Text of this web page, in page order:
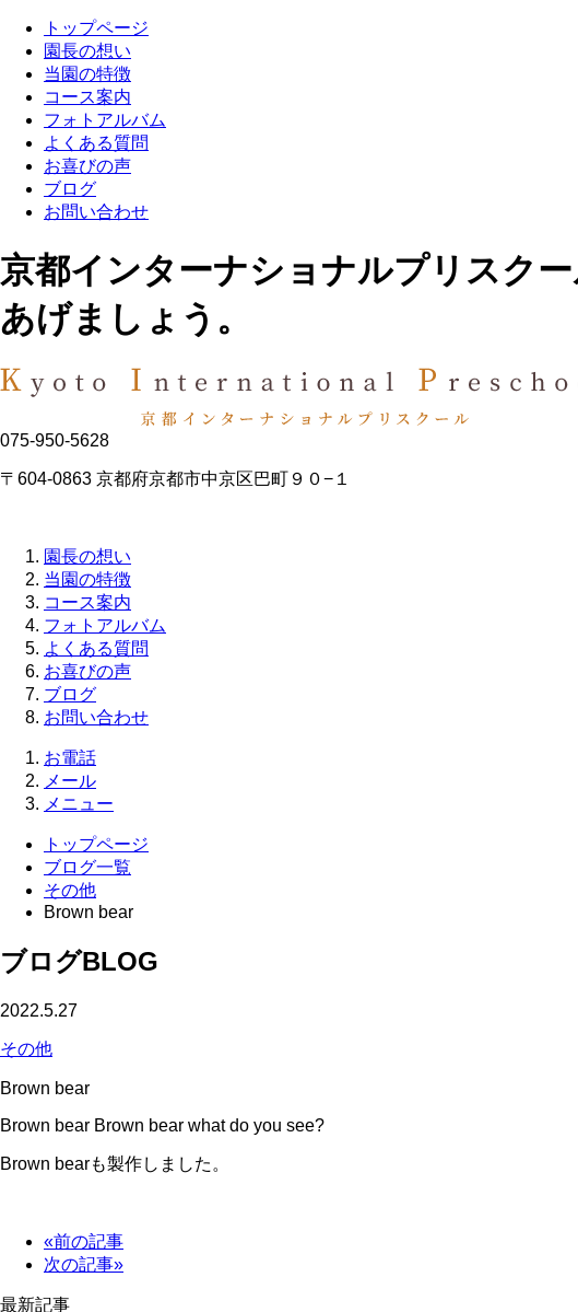
トップページ
園長の想い
当園の特徴
コース案内
フォトアルバム
よくある質問
お喜びの声
ブログ
お問い合わせ
京都インターナショナルプリスク
あげましょう。
075-950-5628
〒604-0863 京都府京都市中京区巴町９０−１
園長の想い
当園の特徴
コース案内
フォトアルバム
よくある質問
お喜びの声
ブログ
お問い合わせ
お電話
メール
メニュー
トップページ
ブログ一覧
その他
Brown bear
ブログBLOG
2022.5.27
その他
Brown bear
Brown bear Brown bear what do you see?
Brown bearも製作しました。
«前の記事
次の記事»
最新記事